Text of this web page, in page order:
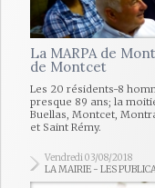
La MARPA de
de Montcet
Les 20 résidents-8
presque 89 ans; la
Buellas, Montcet,
et Saint Rémy.
Vendredi 03/08/2018
LA MAIRIE - LES